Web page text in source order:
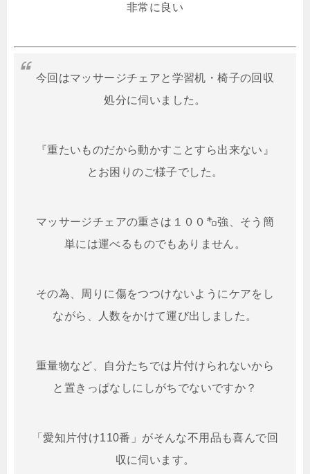
非常に良い
今回はマッサージチェアと学習机・椅子の回収
処分に伺いました。
『重たいものだから動かすことすら出来ない』
とお困りのご様子でした。
マッサージチェアの重さは１００㌔強、そう簡
単には運べるものでもありません。
その為、周りに傷をつつけないようにケアをし
ながら、人数をかけて運び出しました。
重量物など、自分たちでは片付けられないから
と置きっぱなしにしがちでないですか？
「愛知片付け110番」がそんな不用品も喜んで回
収に伺います。